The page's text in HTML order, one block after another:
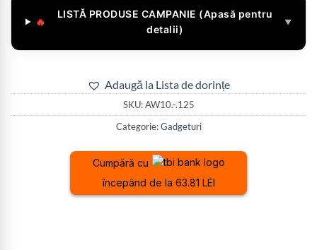
🔥
LISTĂ PRODUSE CAMPANIE (Apasă pentru
detalii)
▼
Adaugă la Lista de dorințe
SKU:AW10.-.125
Categorie:Gadgeturi
Cumpără cu
începând de la 63.81 LEI